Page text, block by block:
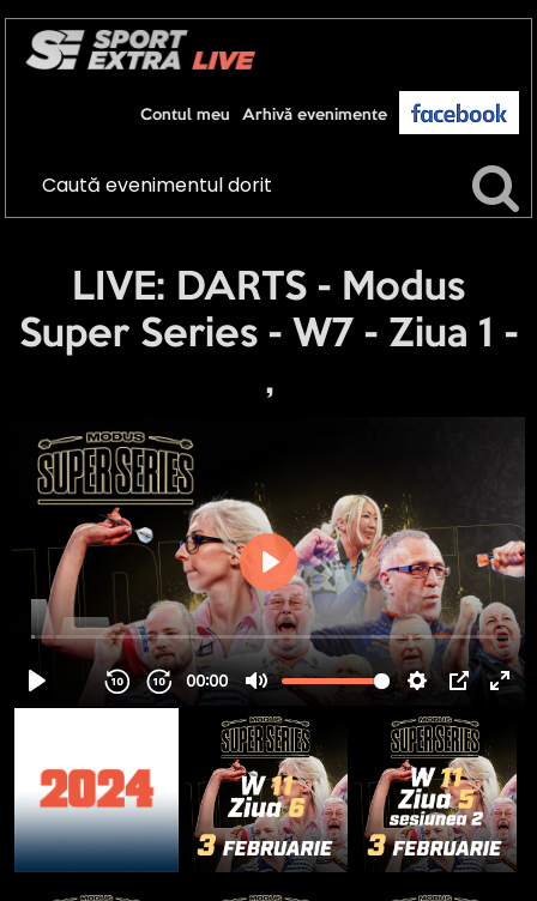
Arhivă evenimente
Contul meu
LIVE: DARTS - Modus
Super Series - W7 - Ziua 1 -
,